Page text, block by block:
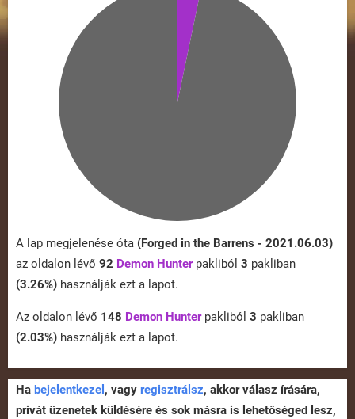
A lap megjelenése óta (Forged in the Barrens - 2021.06.03)
az oldalon lévő 92 Demon Hunterpakliból 3 pakliban
(3.26%) használják ezt a lapot.
Az oldalon lévő 148 Demon Hunterpakliból 3 pakliban
(2.03%) használják ezt a lapot.
Ha bejelentkezel , vagy regisztrálsz, akkor válasz írására,
privát üzenetek küldésére és sok másra is lehetőséged lesz,